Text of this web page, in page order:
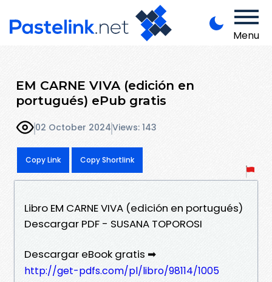
Menu
EM CARNE VIVA (edición en
portugués) ePub gratis
02 October 2024Views: 143
Copy Link Copy Shortlink
Libro EM CARNE VIVA (edición en portugués)
Descargar PDF - SUSANA TOPOROSI
Descargar eBook gratis ➡
http://get-pdfs.com/pl/libro/98114/1005